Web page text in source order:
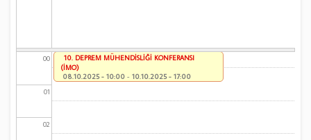
00
01
02
10. DEPREM MÜHENDİSLİĞİ KONFERANSI
(İMO)
08.10.2025 - 10:00 -10.10.2025 - 17:00